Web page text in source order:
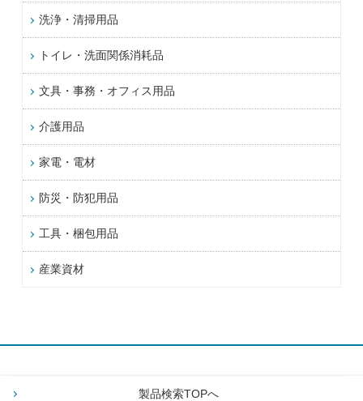
洗浄・清掃用品
トイレ・洗面関係消耗品
文具・事務・オフィス用品
介護用品
家電・電材
防災・防犯用品
工具・梱包用品
産業資材
製品検索TOPへ